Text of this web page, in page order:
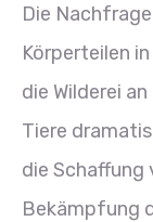
Die
Körperteilen
die Wilderei
Tiere
die Schaffung
Bekämpfung